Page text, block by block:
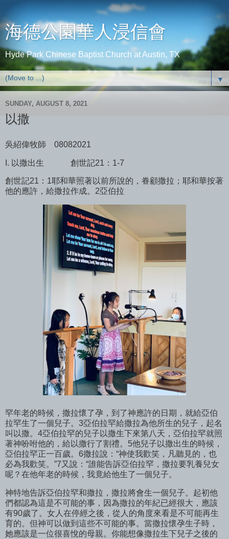
海德公園華人浸信會
Hyde Park Chinese Baptist Church at Austin, TX
▼
SUNDAY, AUGUST 8, 2021
以撒
吳紹偉牧師 08082021
I. 以撒出生 創世記21：1-7
創世記21：1耶和華照著以前所說的，眷顧撒拉；耶和華按著
他的應許，給撒拉作成。2亞伯拉
罕年老的時候，撒拉懷了孕，到了神應許的日期，就給亞伯
拉罕生了一個兒子。3亞伯拉罕給撒拉為他所生的兒子，起名
叫以撒。4亞伯拉罕的兒子以撒生下來第八天，亞伯拉罕就照
著神吩咐他的，給以撒行了割禮。5他兒子以撒出生的時候，
亞伯拉罕正一百歲。6撒拉說：“神使我歡笑，凡聽見的，也
必為我歡笑。”7又說：“誰能告訴亞伯拉罕，撒拉要乳養兒女
呢？在他年老的時候，我竟給他生了一個兒子。
神特地告訴亞伯拉罕和撒拉，撒拉將會生一個兒子。起初他
們都認為這是不可能的事，因為撒拉的年紀已經很大，應該
有90歲了。女人在停經之後，從人的角度來看是不可能再生
育的。但神可以做到這些不可能的事。當撒拉懷孕生子時，
她應該是一位很喜悅的母親。你能想像撒拉生下兒子之後的